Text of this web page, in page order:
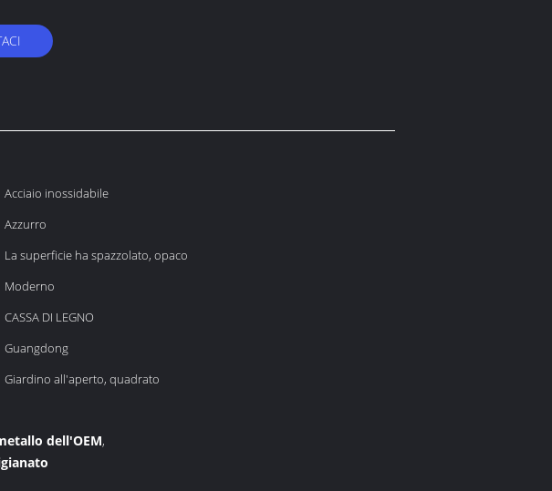
Acciaio inossidabile
Azzurro
La superficie ha spazzolato, opaco
Moderno
CASSA DI LEGNO
Guangdong
Giardino all'aperto, quadrato
dell'OEM,